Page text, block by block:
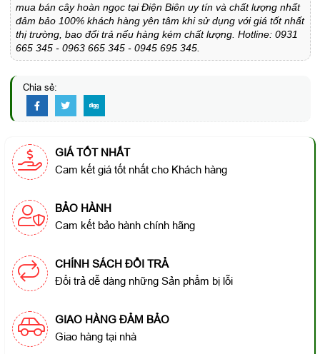
mua bán cây hoàn ngọc tại Điện Biên uy tín và chất lượng nhất
đảm bảo 100% khách hàng yên tâm khi sử dụng với giá tốt nhất
thị trường, bao đổi trả nếu hàng kém chất lượng. Hotline: 0931
665 345 - 0963 665 345 - 0945 695 345.
Chia sẻ:
GIÁ TỐT NHẤT
Cam kết giá tốt nhất cho Khách hàng
BẢO HÀNH
Cam kết bảo hành chính hãng
CHÍNH SÁCH ĐỔI TRẢ
Đổi trả dễ dàng những Sản phẩm bị lỗi
GIAO HÀNG ĐẢM BẢO
Giao hàng tại nhà